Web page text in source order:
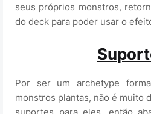
seus próprios monstros,
do deck para poder usar o
Por ser um archetype
monstros plantas, não é muito